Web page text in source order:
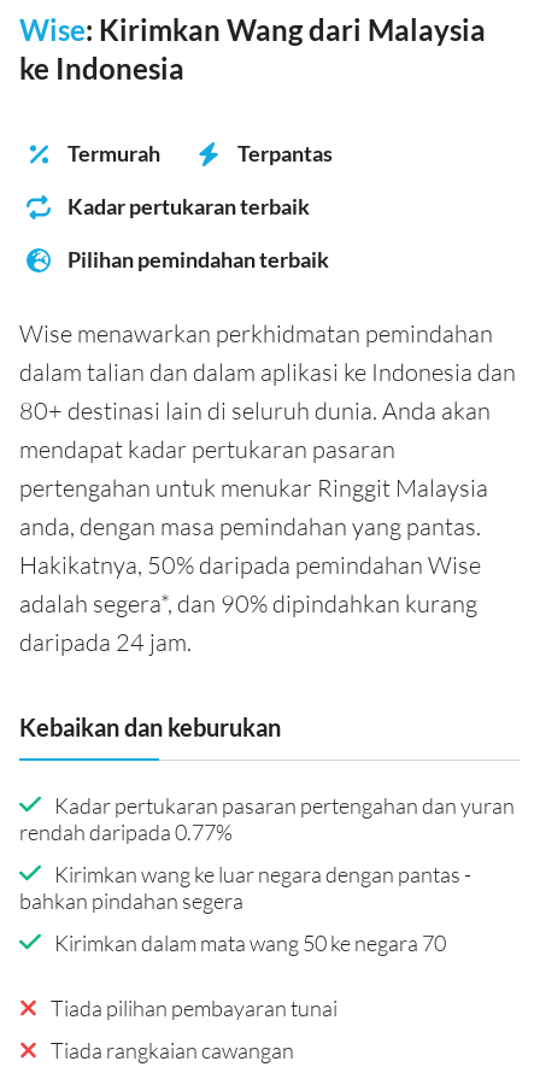
Wise: Kirimkan Wang dari Malaysia
ke Indonesia
Termurah
Terpantas
Kadar pertukaran terbaik
Pilihan pemindahan terbaik
Wise menawarkan perkhidmatan pemindahan
dalam talian dan dalam aplikasi ke Indonesia dan
80+ destinasi lain di seluruh dunia. Anda akan
mendapat kadar pertukaran pasaran
pertengahan untuk menukar Ringgit Malaysia
anda, dengan masa pemindahan yang pantas.
Hakikatnya, 50% daripada pemindahan Wise
adalah segera*, dan 90% dipindahkan kurang
daripada 24 jam.
Kebaikan dan keburukan
Kadar pertukaran pasaran pertengahan dan yuran
rendah daripada 0.77%
Kirimkan wang ke luar negara dengan pantas -
bahkan pindahan segera
Kirimkan dalam mata wang 50 ke negara 70
Tiada pilihan pembayaran tunai
Tiada rangkaian cawangan